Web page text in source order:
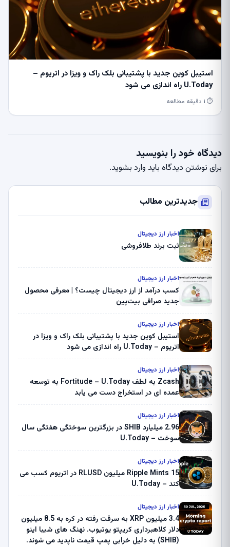
استیبل کوین جدید با پشتیبانی بلک راک و ویزا در اتریوم –
U.Today راه اندازی می شود
⏱ ۱ دقیقه مطالعه
دیدگاه خود را بنویسید
برای نوشتن دیدگاه باید وارد بشوید.
جدیدترین مطالب
اخبار ارز دیجیتال
ثبت برند طلافروشی
اخبار ارز دیجیتال
کسب درآمد از ارز دیجیتال چیست؟ | معرفی محصول
جدید صرافی بیت‌پین
اخبار ارز دیجیتال
استیبل کوین جدید با پشتیبانی بلک راک و ویزا در
اتریوم – U.Today راه اندازی می شود
اخبار ارز دیجیتال
Zcash به لطف Fortitude – U.Today به توسعه
عمده ای در استخراج دست می یابد
اخبار ارز دیجیتال
2.96 میلیارد SHIB در بزرگترین سوختگی هفتگی سال
سوخت – U.Today
اخبار ارز دیجیتال
Ripple Mints 15 میلیون RLUSD در اتریوم کسب می
کند – U.Today
اخبار ارز دیجیتال
3.4 میلیون XRP به سرقت رفته در کره به 8.5 میلیون
دلار کلاهبرداری کریپتو یوتیوب. نهنگ های شیبا اینو
(SHIB) به دلیل خرابی پمپ قیمت ناپدید می شوند.